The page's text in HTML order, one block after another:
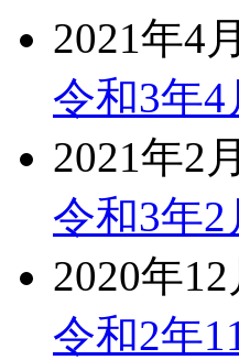
2021年4
令和3年
2021年2
令和3年
2020年
令和2年